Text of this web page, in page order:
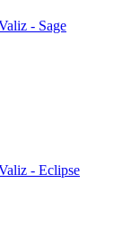
- Sage
- Eclipse